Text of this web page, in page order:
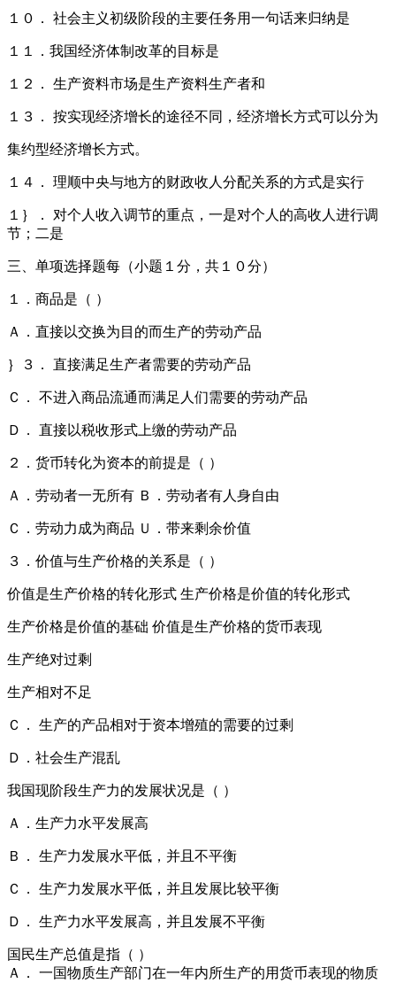
１０． 社会主义初级阶段的主要任务用一句话来归纳是
１１．我国经济体制改革的目标是
１２． 生产资料市场是生产资料生产者和
１３． 按实现经济增长的途径不同，经济增长方式可以分为
集约型经济增长方式。
１４． 理顺中央与地方的财政收人分配关系的方式是实行
１｝． 对个人收入调节的重点，一是对个人的高收人进行调
节；二是
三、单项选择题每（小题１分，共１０分）
１．商品是（ ）
Ａ．直接以交换为目的而生产的劳动产品
｝３． 直接满足生产者需要的劳动产品
Ｃ． 不进入商品流通而满足人们需要的劳动产品
Ｄ． 直接以税收形式上缴的劳动产品
２．货币转化为资本的前提是（ ）
Ａ．劳动者一无所有 Ｂ．劳动者有人身自由
Ｃ．劳动力成为商品 Ｕ．带来剩余价值
３．价值与生产价格的关系是（ ）
价值是生产价格的转化形式 生产价格是价值的转化形式
生产价格是价值的基础 价值是生产价格的货币表现
生产绝对过剩
生产相对不足
Ｃ． 生产的产品相对于资本增殖的需要的过剩
Ｄ．社会生产混乱
我国现阶段生产力的发展状况是（ ）
Ａ．生产力水平发展高
Ｂ． 生产力发展水平低，并且不平衡
Ｃ． 生产力发展水平低，并且发展比较平衡
Ｄ． 生产力水平发展高，并且发展不平衡
国民生产总值是指（ ）
Ａ． 一国物质生产部门在一年内所生产的用货币表现的物质